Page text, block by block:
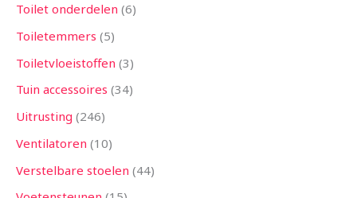
Toilet onderdelen 6
Toiletemmers 5
Toiletvloeistoffen 3
Tuin accessoires 34
Uitrusting 246
Ventilatoren 10
Verstelbare stoelen 44